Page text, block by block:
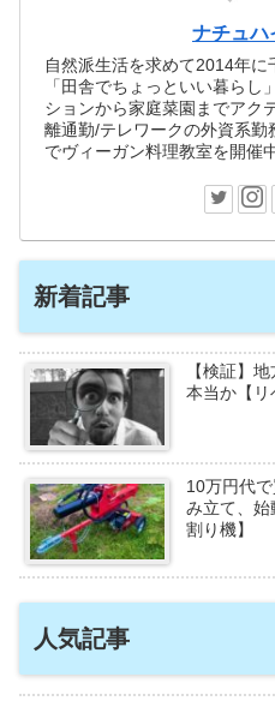
ナチュハ
自然派生活を求めて2014年に
「田舎でちょっといい暮ら
ションから家庭菜園までアク
離通勤/テレワークの外資系
でヴィーガン料理教室を開催中
新着記事
【検証】
本当か【リ
10万円代
み立て、始
割り機】
人気記事